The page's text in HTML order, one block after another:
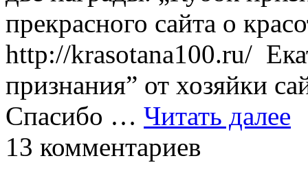
прекрасного сайта о
http://krasotana100.ru/
признания” от хозяйки
Спасибо … Читать далее
13 комментариев